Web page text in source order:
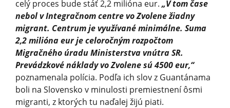
celý proces bude stáť 2,2 milióna eur. „V tom čase
nebol v Integračnom centre vo Zvolene žiadny
migrant. Centrum je využívané minimálne. Suma
2,2 milióna eur je celoročným rozpočtom
Migračného úradu Ministerstva vnútra SR.
Prevádzkové náklady vo Zvolene sú 4500 eur,“
poznamenala polícia. Podľa ich slov z Guantánama
boli na Slovensko v minulosti premiestnení ôsmi
migranti, z ktorých tu naďalej žijú piati.